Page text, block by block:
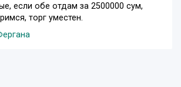
если обе отдам за 2500000 сум,
торг уместен.